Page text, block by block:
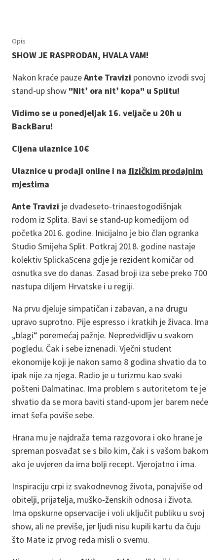
Opis
SHOW JE RASPRODAN, HVALA VAM!
Nakon kraće pauzeAnte Travizi ponovno izvodi svoj
stand-up show "Nit’ ora nit’ kopa" u Splitu!
Vidimo se u ponedjeljak 16. veljače u 20h u
BackBaru!
Cijena ulaznice 10€
Ulaznice u prodaji online i na fizičkim prodajnim
mjestima
Ante Travizi je dvadeseto-trinaestogodišnjak
rodom iz Splita. Bavi se stand-up komedijom od
početka 2016. godine. Inicijalno je bio član ogranka
Studio Smijeha Split. Potkraj 2018. godine nastaje
kolektiv SplickaScena gdje je rezident komičar od
osnutka sve do danas. Zasad broji iza sebe preko 700
nastupa diljem Hrvatske i u regiji.
Na prvu djeluje simpatičan i zabavan, a na drugu
upravo suprotno. Pije espresso i kratkih je živaca. Ima
„blagi“ poremećaj pažnje. Nepredvidljiv u svakom
pogledu. Čak i sebe iznenadi. Vječni student
ekonomije koji je nakon samo 8 godina shvatio da to
ipak nije za njega. Radio je u turizmu kao svaki
pošteni Dalmatinac. Ima problem s autoritetom te je
shvatio da se mora baviti stand-upom jer barem neće
imat šefa poviše sebe.
Hrana mu je najdraža tema razgovora i oko hrane je
spreman posvađat se s bilo kim, čak i s vašom bakom
ako je uvjeren da ima bolji recept. Vjerojatno i ima.
Inspiraciju crpi iz svakodnevnog života, ponajviše od
obitelji, prijatelja, muško-ženskih odnosa i života.
Ima opskurne opservacije i voli uključit publiku u svoj
show, ali ne previše, jer ljudi nisu kupili kartu da čuju
što Mate iz prvog reda misli o svemu.